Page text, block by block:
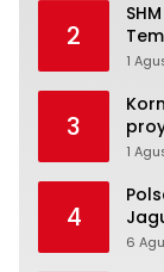
2
1
3
1
4
6